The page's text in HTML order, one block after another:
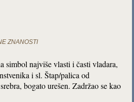
ZNANOSTI
simbol najviše vlasti i časti vladara,
i sl. Štap/palica od
bogato urešen. Zadržao se kao